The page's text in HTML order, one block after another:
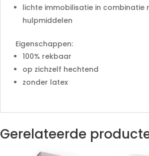
lichte immobilisatie in combinatie
hulpmiddelen
Eigenschappen:
100% rekbaar
op zichzelf hechtend
zonder latex
Gerelateerde